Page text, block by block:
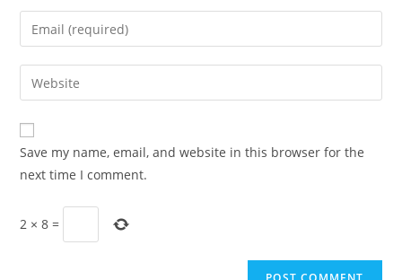
name
comment
Enter
your
email
address
comment
Enter
your
website
URL
(optional)
Save my name, email, and website in this browser for the
next time I comment.
2 ×8 =